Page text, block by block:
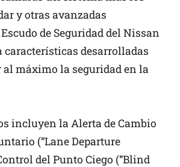
y otras avanzadas
de Seguridad del Nissan
características desarrolladas
máximo la seguridad en la
incluyen la Alerta de Cambio
(“Lane Departure
del Punto Ciego (“Blind